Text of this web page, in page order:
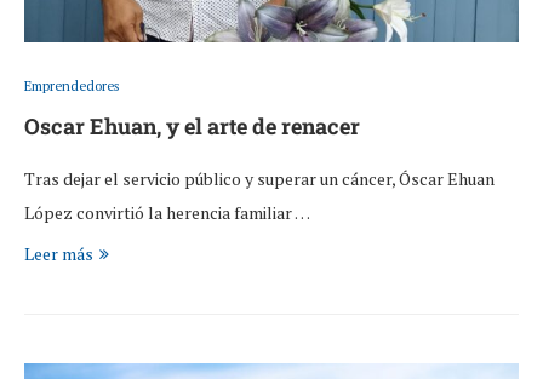
Emprendedores
Oscar Ehuan, y el arte de renacer
Tras dejar el servicio público y superar un cáncer, Óscar Ehuan
López convirtió la herencia familiar …
Leer más